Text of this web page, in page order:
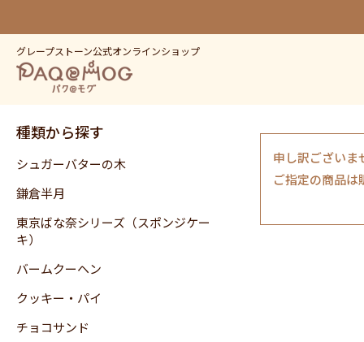
グレープストーン公式オンラインショップ
種類から探す
シュガーバターの木
鎌倉半月
東京ばな奈シリーズ（スポンジケー
キ）
バームクーヘン
クッキー・パイ
チョコサンド
申し訳ございま
ご指定の商品